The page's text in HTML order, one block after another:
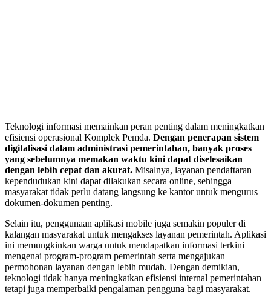
Teknologi informasi memainkan peran penting dalam meningkatkan
efisiensi operasional Komplek Pemda. Dengan penerapan sistem
digitalisasi dalam administrasi pemerintahan, banyak proses
yang sebelumnya memakan waktu kini dapat diselesaikan
dengan lebih cepat dan akurat. Misalnya, layanan pendaftaran
kependudukan kini dapat dilakukan secara online, sehingga
masyarakat tidak perlu datang langsung ke kantor untuk mengurus
dokumen-dokumen penting.
Selain itu, penggunaan aplikasi mobile juga semakin populer di
kalangan masyarakat untuk mengakses layanan pemerintah. Aplikasi
ini memungkinkan warga untuk mendapatkan informasi terkini
mengenai program-program pemerintah serta mengajukan
permohonan layanan dengan lebih mudah. Dengan demikian,
teknologi tidak hanya meningkatkan efisiensi internal pemerintahan
tetapi juga memperbaiki pengalaman pengguna bagi masyarakat.